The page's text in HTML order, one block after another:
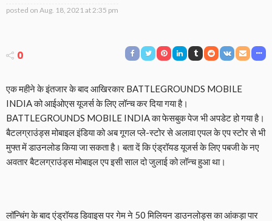
posted on Aug. 18, 2021 at 2:35 pm
0
एक महीने के इंतजार के बाद आखिरकार BATTLEGROUNDS MOBILE
INDIA को आईओएस यूजर्स के लिए लॉन्च कर दिया गया है।
BATTLEGROUNDS MOBILE INDIA का फेसबुक पेज भी अपडेट हो गया है।
बैटलग्राउंड्स मोबाइल इंडिया को अब गूगल प्ले-स्टोर से अलावा एपल के एप स्टोर से भी
मुफ्त में डाउनलोड किया जा सकता है। बता दें कि एंड्रॉयड यूजर्स के लिए पबजी के नए
अवतार बैटलग्राउंड्स मोबाइल एप इसी साल दो जुलाई को लॉन्च हुआ था।
लॉन्चिंग के बाद एंड्रॉयड डिवाइस पर गेम ने 50 मिलियन डाउनलोड्स का आंकड़ा पार